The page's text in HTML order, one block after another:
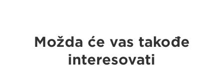
Možda će vas takođe
interesovati